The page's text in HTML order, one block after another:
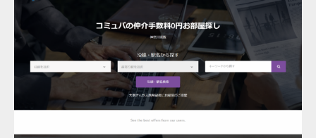
更新日： 2023.03.10
在宅介護支援センター
詳細 検索サイト